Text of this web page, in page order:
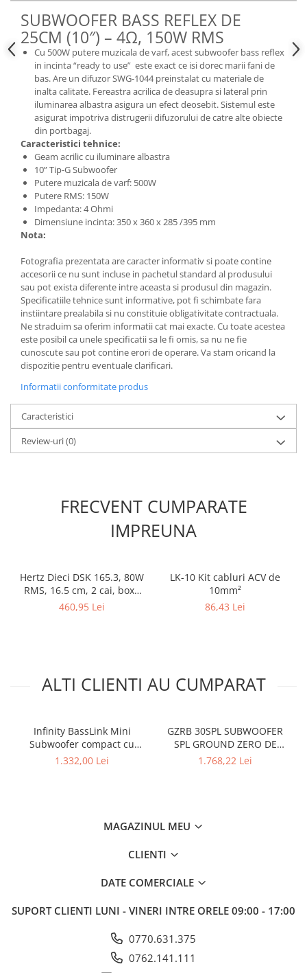
Stergatoare auto
Paravanturi auto
Lumini ambientale
SUBWOOFER BASS REFLEX DE
25CM (10″) – 4Ω, 150W RMS
Cu 500W putere muzicala de varf, acest subwoofer bass reflex
in incinta “ready to use” este exact ce isi dorec marii fani de
bas. Are un difuzor SWG-1044 preinstalat cu materiale de
inalta calitate. Fereastra acrilica de deasupra si lateral prin
iluminarea albastra asigura un efect deosebit. Sistemul este
asigurat impotriva distrugerii difuzorului de catre alte obiecte
din portbagaj.
Caracteristici tehnice:
Geam acrilic cu iluminare albastra
10” Tip-G Subwoofer
Putere muzicala de varf: 500W
Putere RMS: 150W
Impedanta: 4 Ohmi
Dimensiune incinta: 350 x 360 x 285 /395 mm
Nota:
Fotografia prezentata are caracter informativ si poate contine
accesorii ce nu sunt incluse in pachetul standard al produsului
sau pot exista diferente intre aceasta si produsul din magazin.
Specificatiile tehnice sunt informative, pot fi schimbate fara
instiintare prealabila si nu constituie obligativitate contractuala.
Ne straduim sa oferim informatii cat mai exacte. Cu toate acestea
este posibil ca unele specificatii sa le fi omis, sa nu ne fie
cunoscute sau pot contine erori de operare. Va stam oricand la
dispozitie pentru eventuale clarificari.
Informatii conformitate produs
Caracteristici
Review-uri(0)
FRECVENT CUMPARATE
IMPREUNA
Hertz Dieci DSK 165.3, 80W
RMS, 16.5 cm, 2 cai, boxe
auto sisteme
460,95 Lei
LK-10 Kit cabluri ACV de
10mm²
86,43 Lei
ALTI CLIENTI AU CUMPARAT
Infinity BassLink Mini
Subwoofer compact cu
subwoofer de 6"x8" și
1.332,00 Lei
GZRB 30SPL SUBWOOFER
SPL GROUND ZERO DE
30CM (12"), 1350W
1.768,22 Lei
MAGAZINUL MEU
CLIENTI
DATE COMERCIALE
SUPORT CLIENTI LUNI - VINERI INTRE ORELE 09:00 - 17:00
0770.631.375
0762.141.111